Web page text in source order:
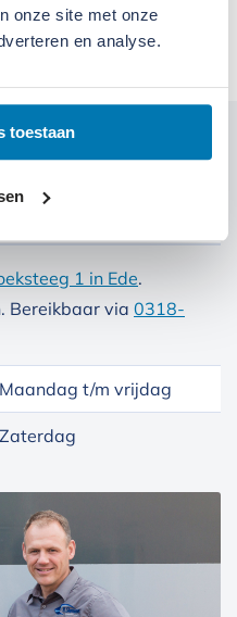
onze site met onze
en analyse.
toestaan
1 in Ede.
Bereikbaar via 0318-
Maandag t/m vrijdag
Zaterdag